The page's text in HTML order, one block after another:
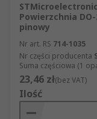
Powierzchnia DO-
pinowy
Nr art. RS 714-1035
Nr części producenta
Suma częściowa (1
23,46 zł(bez VAT)
Ilość